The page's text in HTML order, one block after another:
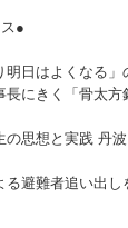
ス●
明日はよくなる
にきく「骨太方
の思想と実践 丹
る避難者追い出